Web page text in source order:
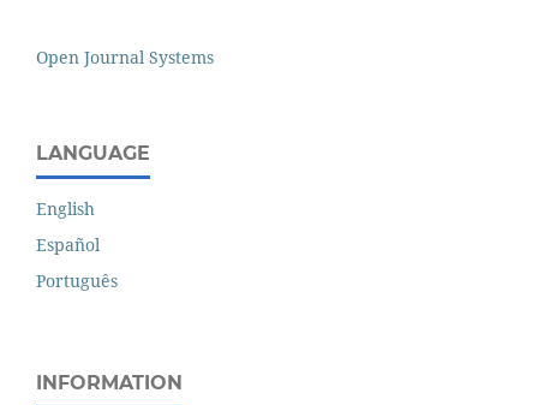
Open Journal Systems
LANGUAGE
English
Español
Português
INFORMATION